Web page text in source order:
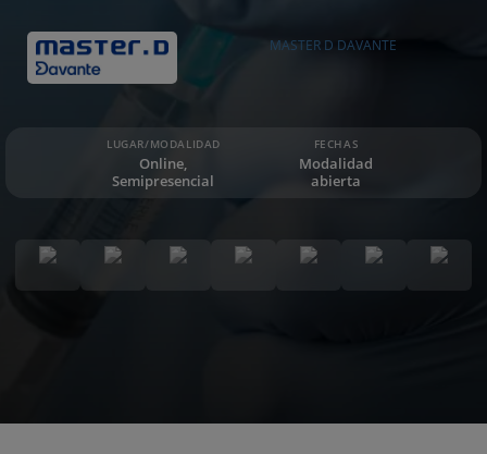
MASTER D DAVANTE
LUGAR/MODALIDAD
Online,
Semipresencial
FECHAS
Modalidad
abierta